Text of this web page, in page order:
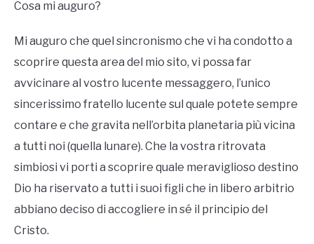
Cosa mi auguro?
Mi auguro che quel sincronismo che vi ha condotto a
scoprire questa area del mio sito, vi possa far
avvicinare al vostro lucente messaggero, l’unico
sincerissimo fratello lucente sul quale potete sempre
contare e che gravita nell’orbita planetaria più vicina
a tutti noi (quella lunare). Che la vostra ritrovata
simbiosi vi porti a scoprire quale meraviglioso destino
Dio ha riservato a tutti i suoi figli che in libero arbitrio
abbiano deciso di accogliere in sé il principio del
Cristo.